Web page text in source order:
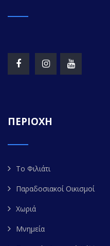
ΠΕΡΙΟΧΗ
Το Φιλιάτι
Παραδοσιακοί Οικισμοί
Χωριά
Μνημεία